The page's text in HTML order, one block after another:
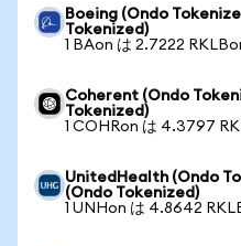
Boeing (Ondo
Tokenized)
1 BAon は 2.7222
Coherent (Ondo
Tokenized)
1 COHRon は 4.3797
UnitedHealth (Ondo
(Ondo Tokenized)
1 UNHon は 4.8642